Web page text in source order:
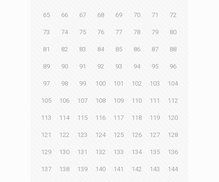
65 66 67 68 69 70 71 72
73 74 75 76 77 78 79 80
81 82 83 84 85 86 87 88
89 90 91 92 93 94 95 96
97 98 99 100 101 102 103 104
105 106 107 108 109 110 111 112
113 114 115 116 117 118 119 120
121 122 123 124 125 126 127 128
129 130 131 132 133 134 135 136
137 138 139 140 141 142 143 144